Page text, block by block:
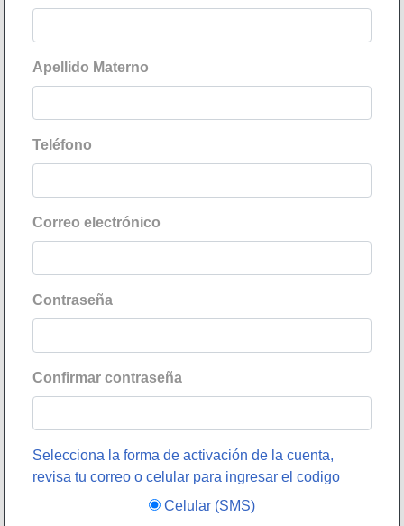
Apellido Materno
Teléfono
Correo electrónico
Contraseña
Confirmar contraseña
Selecciona la forma de activación de la cuenta,
revisa tu correo o celular para ingresar el codigo
Celular (SMS)